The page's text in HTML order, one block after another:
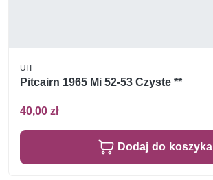
UIT
Pitcairn 1965 Mi 52-53 Czyste **
40,00 zł
Dodaj do koszyka